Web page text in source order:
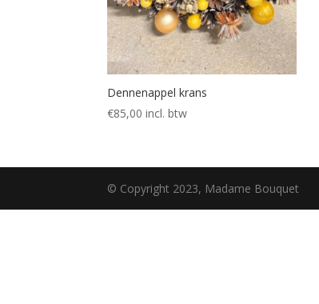
Dennenappel krans
€85,00 incl. btw
© Copyright 2023, Madame Bouquet